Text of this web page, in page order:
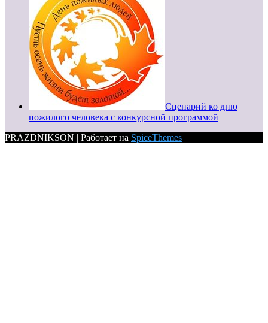
Сценарий ко дню
пожилого человека с конкурсной программой
PRAZDNIKSON | Работает на SpiceThemes